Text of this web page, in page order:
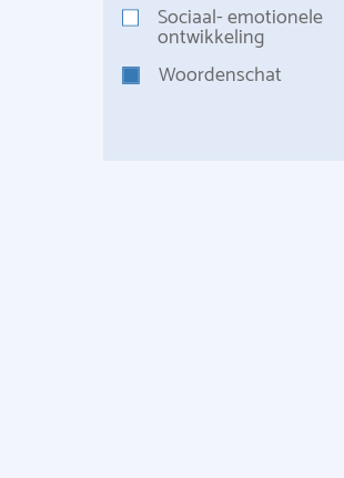
Sociaal- emotionele
ontwikkeling
Woordenschat